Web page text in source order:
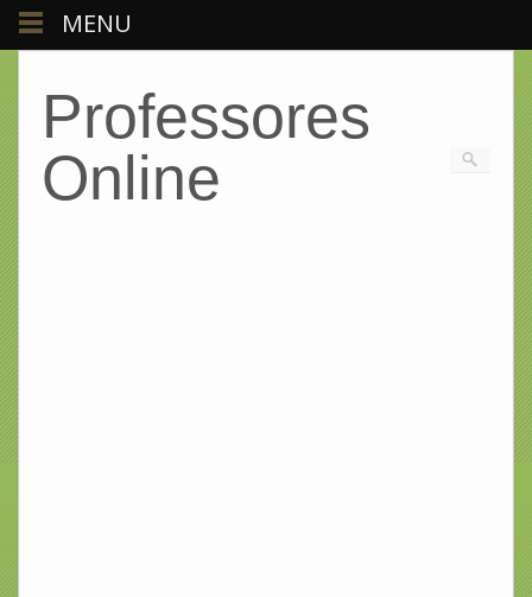
Professores
Online
MENU